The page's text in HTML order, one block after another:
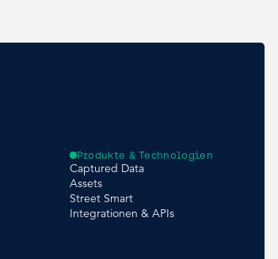
Produkte & Technologien
Captured Data
Assets
Street Smart
Integrationen & APIs